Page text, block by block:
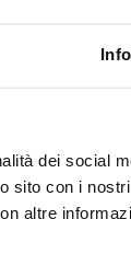
dei social
sito con i
altre